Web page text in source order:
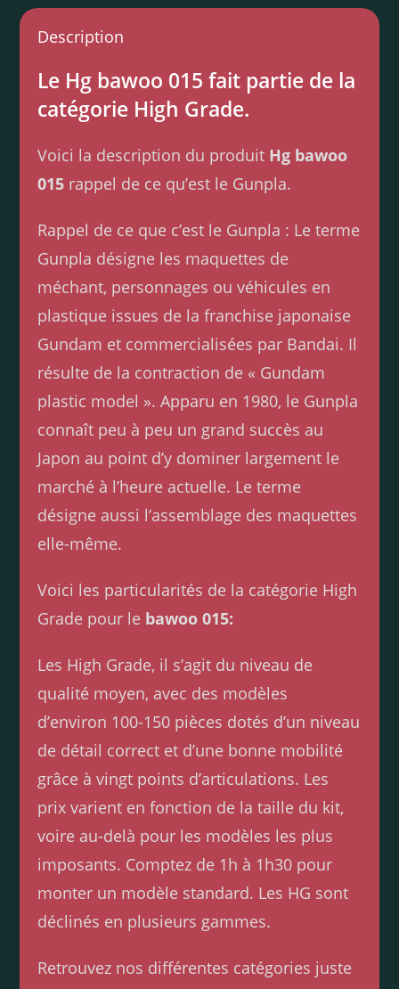
Description
Le Hg bawoo 015 fait partie de la
catégorie High Grade.
Voici la description du produit Hg bawoo
015 rappel de ce qu’est le Gunpla.
Rappel de ce que c’est le Gunpla : Le terme
Gunpla désigne les maquettes de
méchant, personnages ou véhicules en
plastique issues de la franchise japonaise
Gundam et commercialisées par Bandai. Il
résulte de la contraction de « Gundam
plastic model ». Apparu en 1980, le Gunpla
connaît peu à peu un grand succès au
Japon au point d’y dominer largement le
marché à l’heure actuelle. Le terme
désigne aussi l’assemblage des maquettes
elle-même.
Voici les particularités de la catégorie High
Grade pour le bawoo 015:
Les High Grade, il s’agit du niveau de
qualité moyen, avec des modèles
d’environ 100-150 pièces dotés d’un niveau
de détail correct et d’une bonne mobilité
grâce à vingt points d’articulations. Les
prix varient en fonction de la taille du kit,
voire au-delà pour les modèles les plus
imposants. Comptez de 1h à 1h30 pour
monter un modèle standard. Les HG sont
déclinés en plusieurs gammes.
Retrouvez nos différentes catégories juste